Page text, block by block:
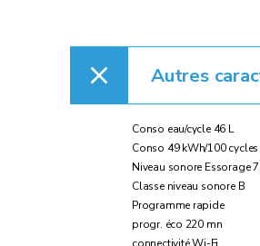
Autres
Conso eau/cycle 46 L
Conso 49 kWh/100 cycles
Niveau sonore Essorage
Classe niveau sonore B
Programme rapide
progr. éco 220 mn